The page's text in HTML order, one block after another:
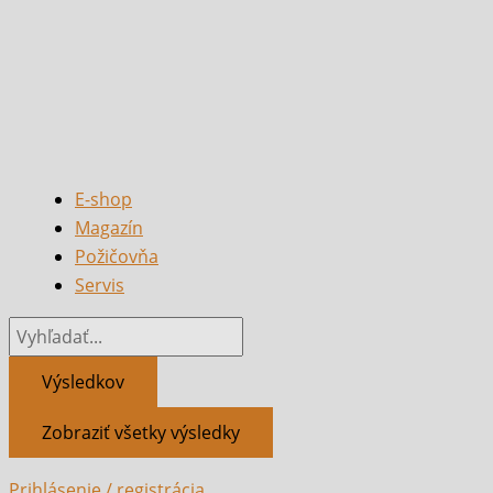
E-shop
Magazín
Požičovňa
Servis
Výsledkov
Zobraziť všetky výsledky